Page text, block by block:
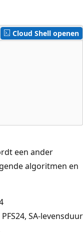
Cloud Shell openen
een ander
algoritmen en
PFS24, SA-levensduur